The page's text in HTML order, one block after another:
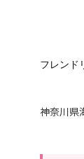
フレンド
神奈川県